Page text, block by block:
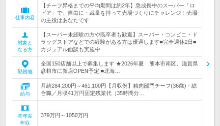
仕事内容
【チーフ昇格までの平均期間は約2年】急成長中のスーパー「ロ
ピア」で、自由に・裁量を持って売場づくりにチャレンジ！売場
の主役はあなたです
対象と
なる方
【スーパー未経験の方や既卒者も歓迎】スーパー・コンビニ・ド
ラッグストアなどでの経験がある方は優遇します■完全週休2日■
カジュアル面談も実施中
勤務地
全国150店舗以上で募集します ★2026年夏 熊本市南区、滋賀県
彦根市に新店OPEN予定 ■北海…
給与
月給284,200円～461,100円【月収例】精肉部門チーフ(36歳)・総
合職／月収41万円固定残業代（35時間分…
初年度
年収
379万円～1050万円